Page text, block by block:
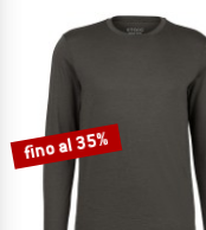
fino al 35%